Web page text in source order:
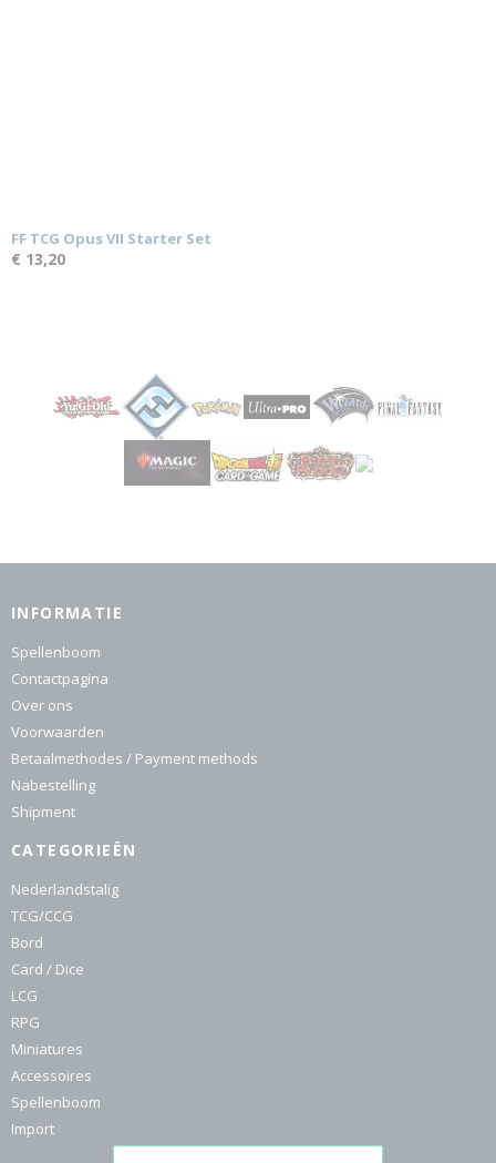
FF TCG Opus VII Starter Set
€ 13,20
INFORMATIE
Spellenboom
Contactpagina
Over ons
Voorwaarden
Betaalmethodes / Payment methods
Nabestelling
Shipment
CATEGORIEËN
Nederlandstalig
TCG/CCG
Bord
Card / Dice
LCG
RPG
Miniatures
Accessoires
Spellenboom
Import